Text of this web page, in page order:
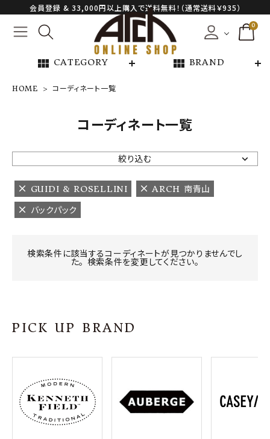
会員登録 & 33,000円以上購入で送料無料！（通常送料￥935）
0
view_module CATEGORY view_module BRAND
NEW ARRIVAL
ARCH EXCLUSIVE
BRAND
CATEGORY
プライバシーポリシー
特定商取引法について
お問い合わせ
OFFICIAL WEB SITE
HOME コーディネート一覧
コーディネート一覧
絞り込む
GUIDI & ROSELLINI
ARCH 南青山
バックパック
検索条件に該当するコーディネートが見つかりませんでし
た。 検索条件を変更してください。
PICK UP BRAND